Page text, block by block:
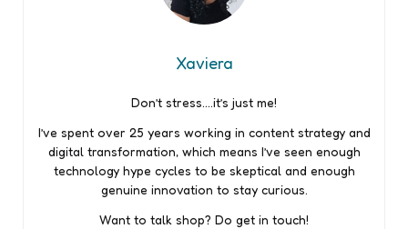
Xaviera
Don’t stress….it’s just me!
I’ve spent over 25 years working in content strategy and
digital transformation, which means I’ve seen enough
technology hype cycles to be skeptical and enough
genuine innovation to stay curious.
Want to talk shop? Do get in touch!